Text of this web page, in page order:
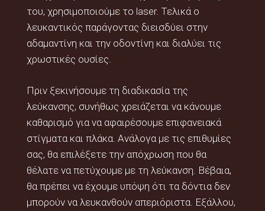
του, χρησιμοποιούμε το laser. Τελικά ο
λευκαντικός παράγοντας διεισδύει στην
αδαμαντίνη και την οδοντίνη και διαλύει τις
χρωστικές ουσίες.
Πριν ξεκινήσουμε τη διαδικασία της
λεύκανσης, συνήθως χρειάζεται να κάνουμε
καθαρισμό για να αφαιρέσουμε επιφανειακά
στίγματα και πλάκα. Ανάλογα με τις επιθυμίες
σας, θα επιλέξετε την απόχρωση που θα
θέλατε να πετύχουμε με τη λεύκανση. Βέβαια,
θα πρέπει να έχουμε υπόψη ότι τα δόντια δεν
μπορούν να λευκανθούν απεριόριστα. Εξάλλου,